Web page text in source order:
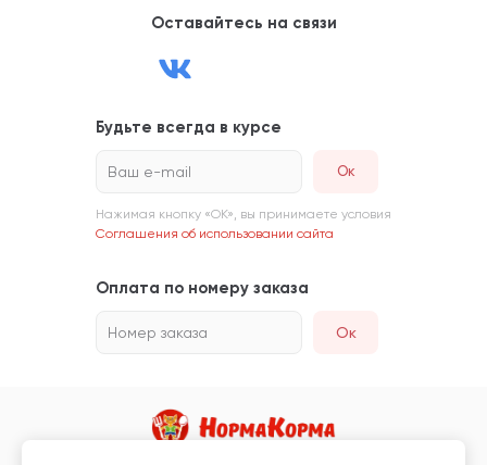
Оставайтесь на связи
Будьте всегда в курсе
Ваш e-mail
Нажимая кнопку «ОК», вы принимаете условия
Соглашения об использовании сайта
Оплата по номеру заказа
Номер заказа Ок